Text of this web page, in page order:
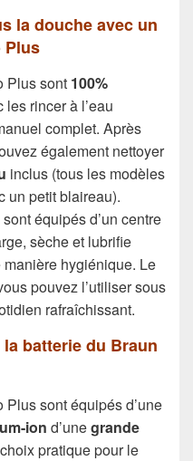
la douche avec un
Plus
Plus sont 100%
rincer à l’eau
complet. Après
également nettoyer
inclus (tous les modèles
un petit blaireau).
sont équipés d’un centre
sèche et lubrifie
hygiénique. Le
pouvez l’utiliser sous
rafraîchissant.
batterie du Braun
sont équipés d’une
ion d’unegrande
pratique pour le